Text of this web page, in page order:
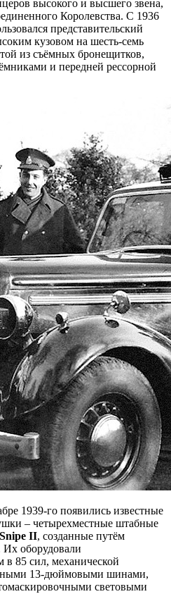
высокого и высшего звена,
Королевства. С 1936
представительский
кузовом на шесть-семь
из съёмных бронещитков,
и передней рессорной
1939-го появились известные
– четырехместные штабные
Snipe II, созданные путём
Их оборудовали
85 сил, механической
13-дюймовыми шинами,
световыми